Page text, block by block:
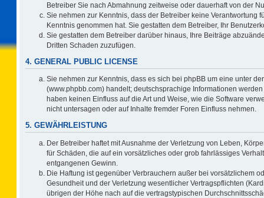
Betreiber Sie nach Abmahnung zeitweise oder dauerhaft von der
Sie nehmen zur Kenntnis, dass der Betreiber keine Verantwortung
Kenntnis genommen hat. Sie gestatten dem Betreiber, Ihr
Sie gestatten dem Betreiber darüber hinaus, Ihre Beiträge
Dritten Schaden zuzufügen.
4. GENERAL PUBLIC LICENSE
Sie nehmen zur Kenntnis, dass es sich bei phpBB um eine unter der
(www.phpbb.com) handelt; deutschsprachige Informationen
haben keinen Einfluss auf die Art und Weise, wie die Software
nicht untersagen oder auf Inhalte fremder Foren Einfluss nehmen.
5. GEWÄHRLEISTUNG
Der Betreiber haftet mit Ausnahme der Verletzung von Leben,
für Schäden, die auf ein vorsätzliches oder grob fahrlässiges
entgangenen Gewinn.
Die Haftung ist gegenüber Verbrauchern außer bei vorsätzlichem
Gesundheit und der Verletzung wesentlicher Vertragspflichten
übrigen der Höhe nach auf die vertragstypischen